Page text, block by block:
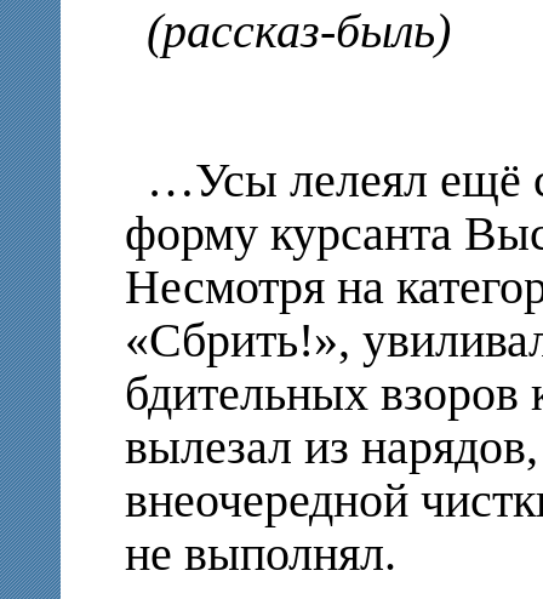
(рассказ-быль)
…Усы лелеял ещё
форму курсанта
Несмотря на
«Сбрить!»,
бдительных взоров
вылезал из
внеочередной
не выполнял.